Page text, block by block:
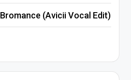
(Avicii Vocal Edit)